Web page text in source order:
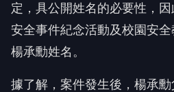
定，具公開姓名的必要性，
安全事件紀念活動及校園安
楊承勳姓名。
據了解，案件發生後，楊承